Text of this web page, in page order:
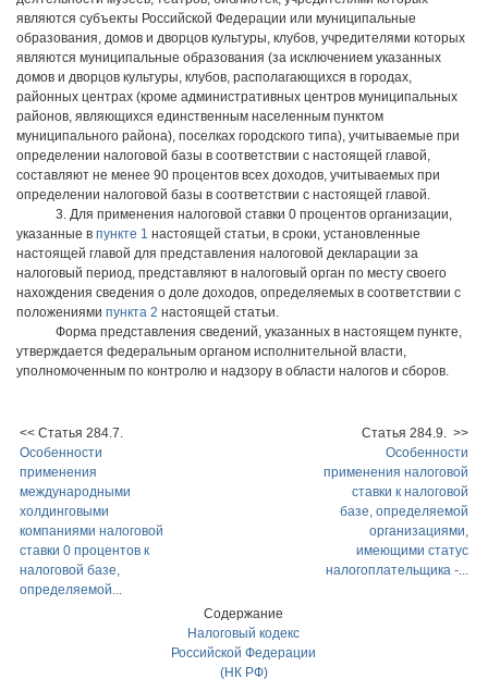
являются субъекты Российской Федерации или муниципальные
образования, домов и дворцов культуры, клубов, учредителями которых
являются муниципальные образования (за исключением указанных
домов и дворцов культуры, клубов, располагающихся в городах,
районных центрах (кроме административных центров муниципальных
районов, являющихся единственным населенным пунктом
муниципального района), поселках городского типа), учитываемые при
определении налоговой базы в соответствии с настоящей главой,
составляют не менее 90 процентов всех доходов, учитываемых при
определении налоговой базы в соответствии с настоящей главой.
3. Для применения налоговой ставки 0 процентов организации,
указанные в пункте 1 настоящей статьи, в сроки, установленные
настоящей главой для представления налоговой декларации за
налоговый период, представляют в налоговый орган по месту своего
нахождения сведения о доле доходов, определяемых в соответствии с
положениями пункта 2 настоящей статьи.
Форма представления сведений, указанных в настоящем пункте,
утверждается федеральным органом исполнительной власти,
уполномоченным по контролю и надзору в области налогов и сборов.
<< Статья 284.7.
Особенности
применения
международными
холдинговыми
компаниями налоговой
ставки 0 процентов к
налоговой базе,
определяемой...
Статья 284.9. >>
Особенности
применения налоговой
ставки к налоговой
базе, определяемой
организациями,
имеющими статус
налогоплательщика -...
Содержание
Налоговый кодекс
Российской Федерации
(НК РФ)